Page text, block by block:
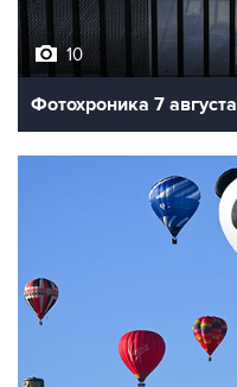
10
Фотохроника 7 августа